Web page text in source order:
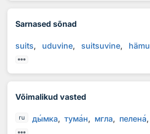
Sarnased sõnad
suits uduvine suitsuvine hämu
Võimalikud vasted
ru дымка туман мгла пелена